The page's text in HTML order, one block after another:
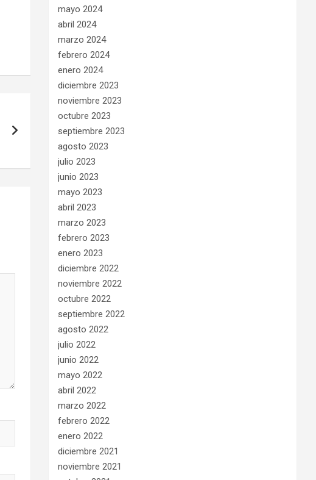
mayo 2024
abril 2024
marzo 2024
febrero 2024
enero 2024
diciembre 2023
noviembre 2023
octubre 2023
septiembre 2023
agosto 2023
julio 2023
junio 2023
mayo 2023
abril 2023
marzo 2023
febrero 2023
enero 2023
diciembre 2022
noviembre 2022
octubre 2022
septiembre 2022
agosto 2022
julio 2022
junio 2022
mayo 2022
abril 2022
marzo 2022
febrero 2022
enero 2022
diciembre 2021
noviembre 2021